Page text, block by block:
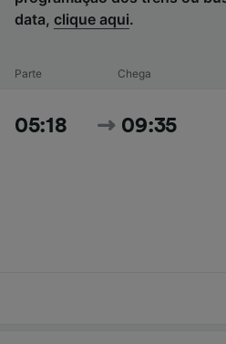
data, clique aqui.
Parte Chega
05:18 09:35